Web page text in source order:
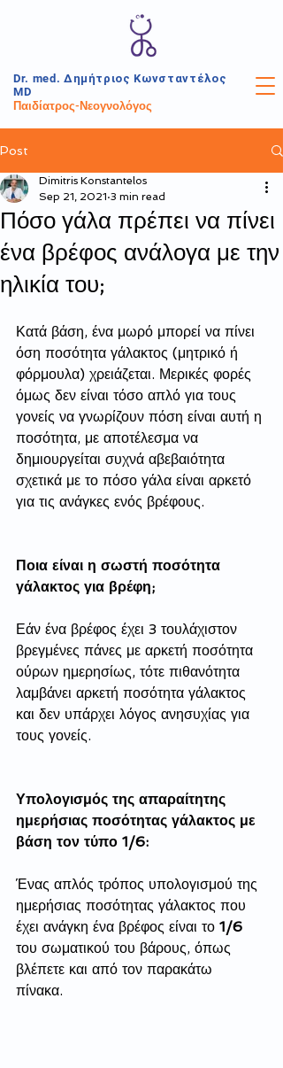
Dr. med. Δημήτριος Κωνσταντέλος
MD
Παιδίατρος-Νεογνολόγος
Post
Πόσο γάλα πρέπει να πίνει
ένα βρέφος ανάλογα με την
ηλικία του;
Dimitris Konstantelos
Sep 21, 2021 3 min read
Κατά βάση, ένα μωρό μπορεί να πίνει
όση ποσότητα γάλακτος (μητρικό ή
φόρμουλα) χρειάζεται. Μερικές φορές
όμως δεν είναι τόσο απλό για τους
γονείς να γνωρίζουν πόση είναι αυτή η
ποσότητα, με αποτέλεσμα να
δημιουργείται συχνά αβεβαιότητα
σχετικά με το πόσο γάλα είναι αρκετό
για τις ανάγκες ενός βρέφους.
Ποια είναι η σωστή ποσότητα
γάλακτος για βρέφη;
Εάν ένα βρέφος έχει 3 τουλάχιστον
βρεγμένες πάνες με αρκετή ποσότητα
ούρων ημερησίως, τότε πιθανότητα
λαμβάνει αρκετή ποσότητα γάλακτος
και δεν υπάρχει λόγος ανησυχίας για
τους γονείς.
Υπολογισμός της απαραίτητης
ημερήσιας ποσότητας γάλακτος με
βάση τον τύπο 1/6:
Ένας απλός τρόπος υπολογισμού της
ημερήσιας ποσότητας γάλακτος που
έχει ανάγκη ένα βρέφος είναι το 1/6
του σωματικού του βάρους, όπως
βλέπετε και από τον παρακάτω
πίνακα.